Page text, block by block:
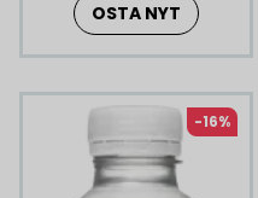
OSTA NYT
-16%